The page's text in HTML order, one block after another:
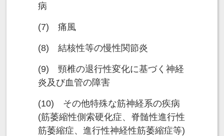
病
(7) 痛風
(8) 結核性等の慢性関節炎
(9) 頸椎の退行性変化に基づく神経
炎及び血管の障害
(10) その他特殊な筋神経系の疾病
(筋萎縮性側索硬化症、脊髄性進行性
筋萎縮症、進行性神経性筋萎縮症等)